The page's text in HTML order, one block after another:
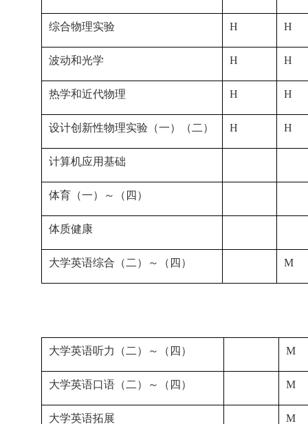
综合物理实验 H H
波动和光学 H H
热学和近代物理 H H
设计创新性物理实验（一）（二） H H
计算机应用基础
体育（一）～（四）
体质健康
大学英语综合（二）～（四） M
大学英语听力（二）～（四） M
大学英语口语（二）～（四） M
大学英语拓展 M